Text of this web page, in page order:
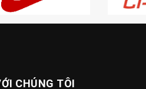
CHÚNG TÔI